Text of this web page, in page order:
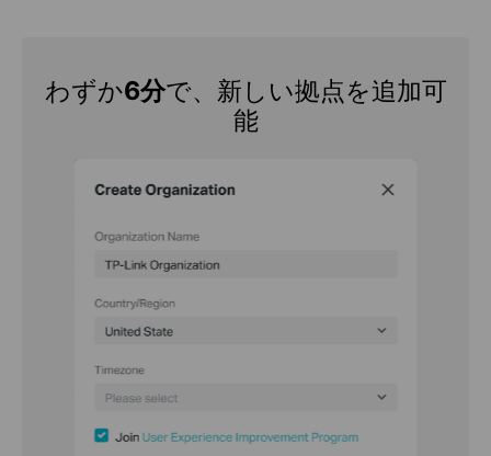
わずか6分で、新しい拠点を追加可
能